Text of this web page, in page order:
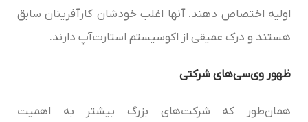
اولیه اختصاص دهند. آنها اغلب خودشان کارآفرینان سابق
هستند و درک عمیقی از اکوسیستم استارت‌آپ دارند.
ظهور وی‌سی‌های شرکتی
همان‌طور که شرکت‌های بزرگ بیشتر به اهمیت